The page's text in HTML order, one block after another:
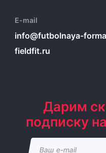
E-mail
info@futbolnaya-
fieldfit.ru
Дарим
подписку